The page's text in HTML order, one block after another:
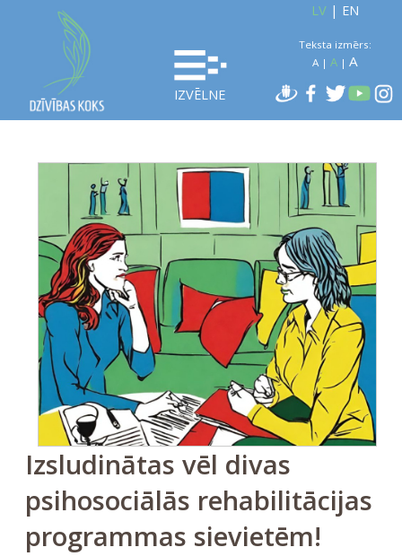
IZVĒLNE
LV| EN
Teksta izmērs:
A| A| A
Izsludinātas vēl divas
psihosociālās rehabilitācijas
programmas sievietēm!